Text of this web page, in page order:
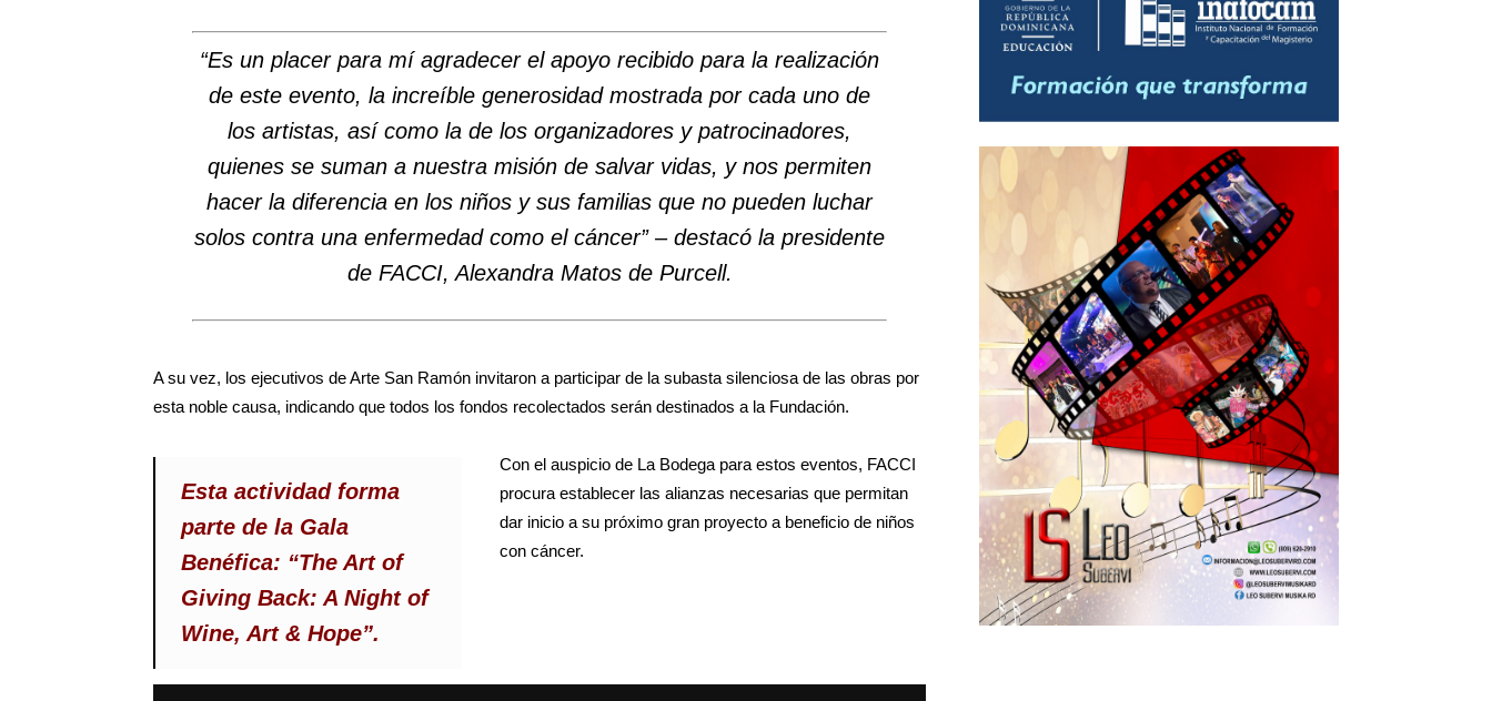
“Es un placer para mí agradecer el apoyo recibido para la realización
de este evento, la increíble generosidad mostrada por cada uno de
los artistas, así como la de los organizadores y patrocinadores,
quienes se suman a nuestra misión de salvar vidas, y nos permiten
hacer la diferencia en los niños y sus familias que no pueden luchar
solos contra una enfermedad como el cáncer” – destacó la presidente
de FACCI, Alexandra Matos de Purcell.
A su vez, los ejecutivos de Arte San Ramón invitaron a participar de la subasta silenciosa de las obras por
esta noble causa, indicando que todos los fondos recolectados serán destinados a la Fundación.
Esta actividad forma
parte de la Gala
Benéfica: “The Art of
Giving Back: A Night of
Wine, Art & Hope”.
Con el auspicio de La Bodega para estos eventos, FACCI
procura establecer las alianzas necesarias que permitan
dar inicio a su próximo gran proyecto a beneficio de niños
con cáncer.